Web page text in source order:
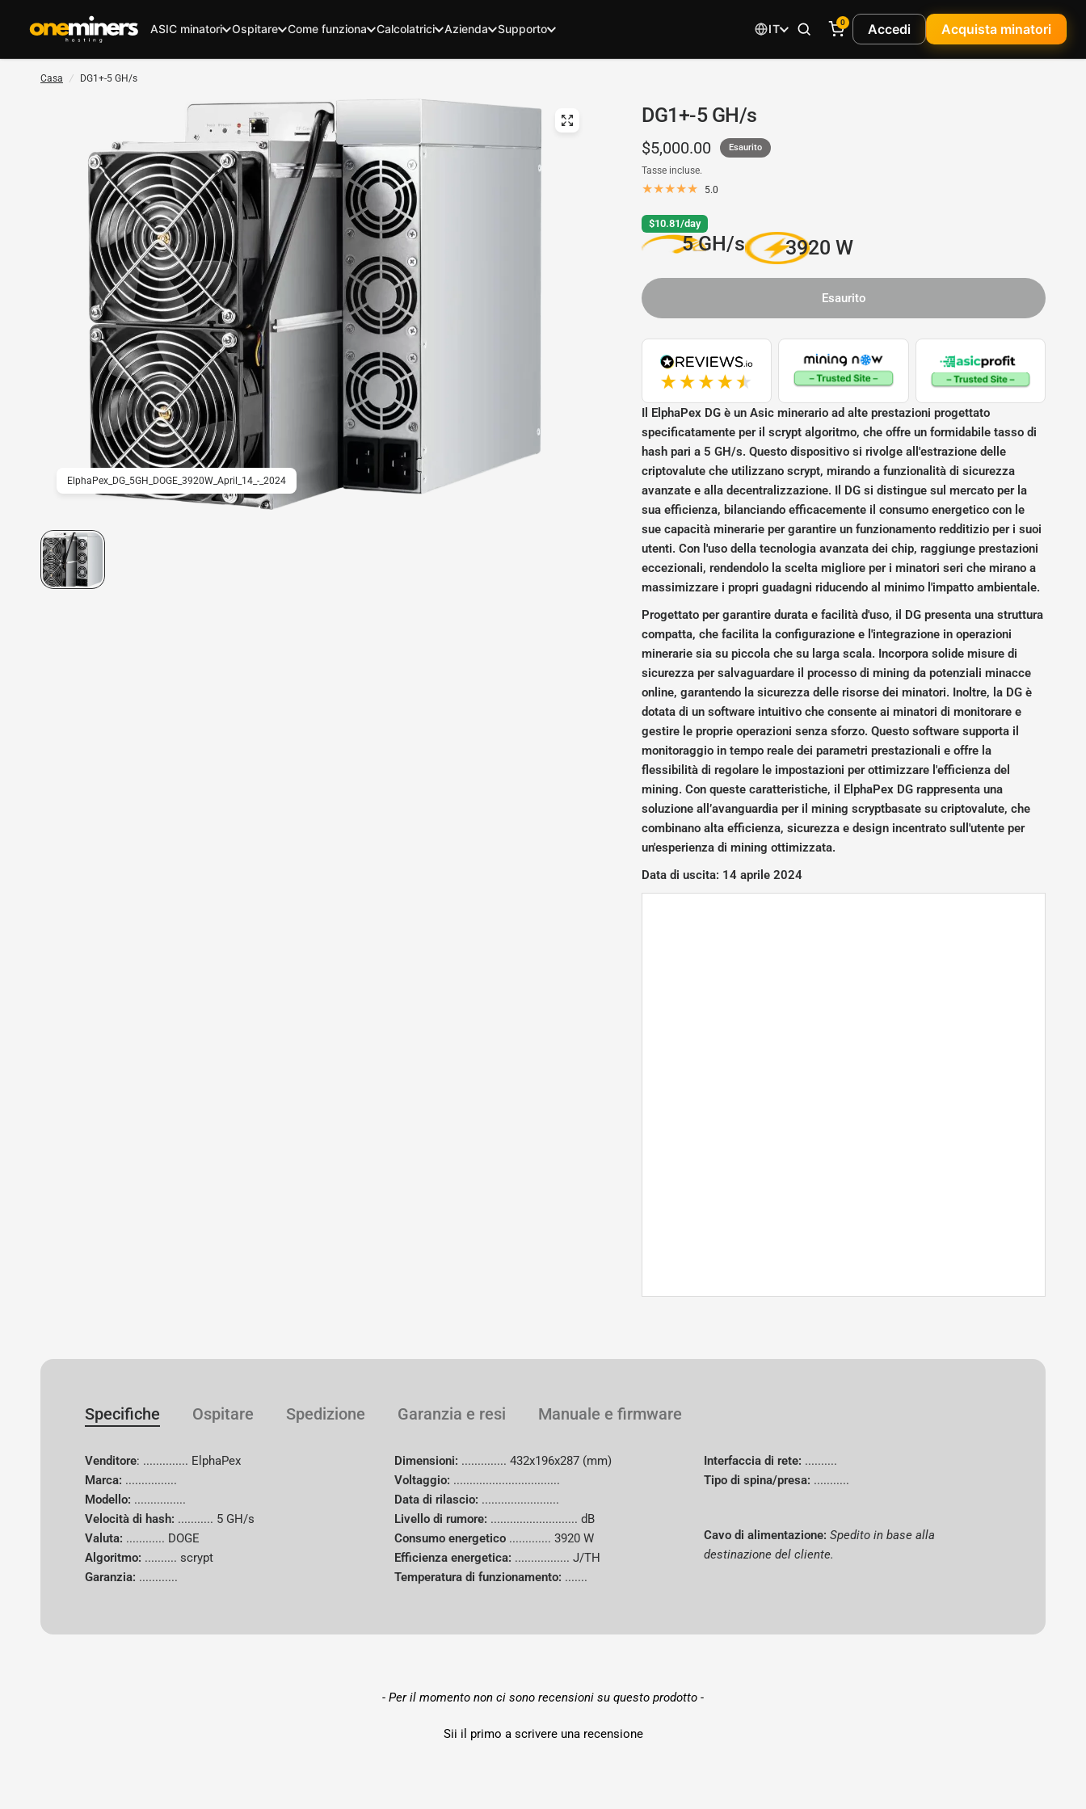
ASIC minatori Ospitare Come funziona Calcolatrici Azienda Supporto IT 0 Accedi Acquista minatori
Casa / DG1+-5 GH/s
ElphaPex_DG_5GH_DOGE_3920W_April_14_-_2024
DG1+-5 GH/s
$5,000.00 Esaurito
Tasse incluse.
5.0
$10.81/day
5 GH/s 3920 W
Esaurito
Il ElphaPex DG è un Asic minerario ad alte prestazioni progettato
specificatamente per il scrypt algoritmo, che offre un formidabile tasso di
hash pari a 5 GH/s. Questo dispositivo si rivolge all'estrazione delle
criptovalute che utilizzano scrypt, mirando a funzionalità di sicurezza
avanzate e alla decentralizzazione. Il DG si distingue sul mercato per la
sua efficienza, bilanciando efficacemente il consumo energetico con le
sue capacità minerarie per garantire un funzionamento redditizio per i suoi
utenti. Con l'uso della tecnologia avanzata dei chip, raggiunge prestazioni
eccezionali, rendendolo la scelta migliore per i minatori seri che mirano a
massimizzare i propri guadagni riducendo al minimo l'impatto ambientale.
Progettato per garantire durata e facilità d'uso, il DG presenta una struttura
compatta, che facilita la configurazione e l'integrazione in operazioni
minerarie sia su piccola che su larga scala. Incorpora solide misure di
sicurezza per salvaguardare il processo di mining da potenziali minacce
online, garantendo la sicurezza delle risorse dei minatori. Inoltre, la DG è
dotata di un software intuitivo che consente ai minatori di monitorare e
gestire le proprie operazioni senza sforzo. Questo software supporta il
monitoraggio in tempo reale dei parametri prestazionali e offre la
flessibilità di regolare le impostazioni per ottimizzare l'efficienza del
mining. Con queste caratteristiche, il ElphaPex DG rappresenta una
soluzione all’avanguardia per il mining scryptbasate su criptovalute, che
combinano alta efficienza, sicurezza e design incentrato sull'utente per
un'esperienza di mining ottimizzata.
Data di uscita: 14 aprile 2024
Specifiche Ospitare Spedizione Garanzia e resi Manuale e firmware
Venditore: .............. ElphaPex
Marca: ................
Modello: ................
Velocità di hash: ........... 5 GH/s
Valuta: ............ DOGE
Algoritmo: .......... scrypt
Garanzia: ............
Dimensioni: .............. 432x196x287 (mm)
Voltaggio: .................................
Data di rilascio: ........................
Livello di rumore:
........................... dB
Consumo energetico ............. 3920 W
Efficienza energetica: ................. J/TH
Temperatura di funzionamento: .......
Interfaccia di rete: ..........
Tipo di spina/presa: ...........
Cavo di alimentazione: Spedito in base alla
destinazione del cliente.
- Per il momento non ci sono recensioni su questo prodotto -
Sii il primo a scrivere una recensione